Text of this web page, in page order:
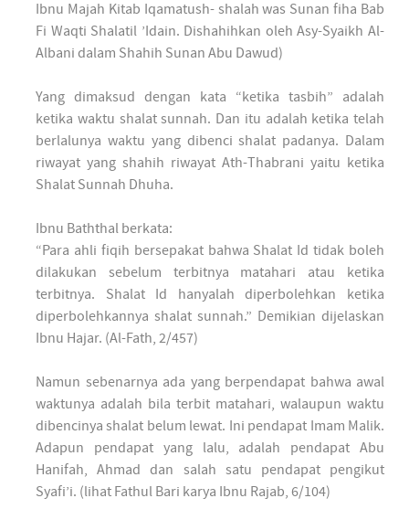
Ibnu Majah Kitab Iqamatush- shalah was Sunan fiha Bab
Fi Waqti Shalatil ’Idain. Dishahihkan oleh Asy-Syaikh Al-
Albani dalam Shahih Sunan Abu Dawud)
Yang dimaksud dengan kata “ketika tasbih” adalah
ketika waktu shalat sunnah. Dan itu adalah ketika telah
berlalunya waktu yang dibenci shalat padanya. Dalam
riwayat yang shahih riwayat Ath-Thabrani yaitu ketika
Shalat Sunnah Dhuha.
Ibnu Baththal berkata:
“Para ahli fiqih bersepakat bahwa Shalat Id tidak boleh
dilakukan sebelum terbitnya matahari atau ketika
terbitnya. Shalat Id hanyalah diperbolehkan ketika
diperbolehkannya shalat sunnah.” Demikian dijelaskan
Ibnu Hajar. (Al-Fath, 2/457)
Namun sebenarnya ada yang berpendapat bahwa awal
waktunya adalah bila terbit matahari, walaupun waktu
dibencinya shalat belum lewat. Ini pendapat Imam Malik.
Adapun pendapat yang lalu, adalah pendapat Abu
Hanifah, Ahmad dan salah satu pendapat pengikut
Syafi’i. (lihat Fathul Bari karya Ibnu Rajab, 6/104)